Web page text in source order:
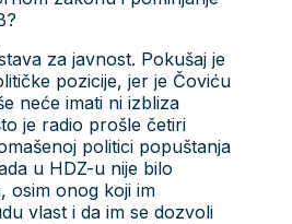
za javnost. Pokušaj je
pozicije, jer je Čoviću
neće imati ni izbliza
je radio prošle četiri
politici popuštanja
u HDZ-u nije bilo
osim onog koji im
vlast i da im se dozvoli